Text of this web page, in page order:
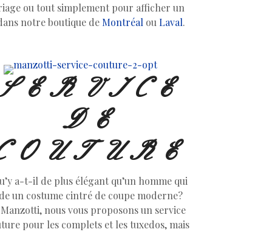
ou tout simplement pour afficher un
notre boutique de Montréal ou Laval.
DE
a-t-il de plus élégant qu’un homme qui
un costume cintré de coupe moderne?
nous vous proposons un service
pour les complets et les tuxedos, mais